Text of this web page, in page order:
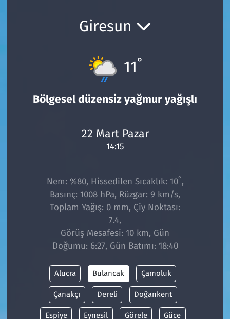
Giresun
11°
Bölgesel düzensiz yağmur yağışlı
22 Mart Pazar
14:15
Nem: %80, Hissedilen Sıcaklık: 10° ,
Basınç: 1008 hPa, Rüzgar: 9 km/s,
Toplam Yağış: 0 mm, Çiy Noktası:
7.4,
Görüş Mesafesi: 10 km, Gün
Doğumu: 6:27, Gün Batımı: 18:40
Alucra Bulancak Çamoluk
Çanakçı Dereli Doğankent
Espiye Eynesil Görele Güce
Video
Kültür Sanat
Saray
Süleymanpaşa